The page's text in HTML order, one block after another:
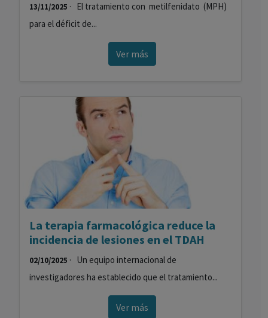
13/11/2025 · El tratamiento con metilfenidato (MPH)
para el déficit de...
Ver más
La terapia farmacológica reduce la
incidencia de lesiones en el TDAH
02/10/2025 · Un equipo internacional de
investigadores ha establecido que el tratamiento...
Ver más